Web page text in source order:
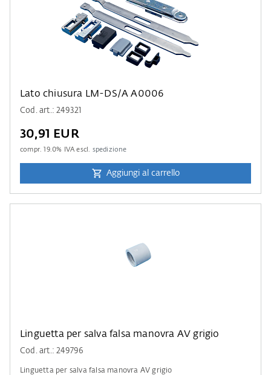
Lato chiusura LM-DS/A A0006
Cod. art.: 249321
30,91 EUR
compr.19.0% IVA escl. spedizione
Aggiungi al carrello
Linguetta per salva falsa manovra AV grigio
Cod. art.: 249796
Linguetta per salva falsa manovra AV grigio